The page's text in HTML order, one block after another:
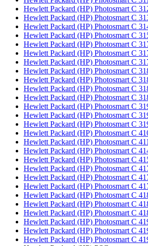
Hewlett Packard (HP) Photosmart C
Hewlett Packard (HP) Photosmart C
Hewlett Packard (HP) Photosmart C
Hewlett Packard (HP) Photosmart C
Hewlett Packard (HP) Photosmart C
Hewlett Packard (HP) Photosmart C
Hewlett Packard (HP) Photosmart C
Hewlett Packard (HP) Photosmart C
Hewlett Packard (HP) Photosmart C
Hewlett Packard (HP) Photosmart C
Hewlett Packard (HP) Photosmart C
Hewlett Packard (HP) Photosmart C
Hewlett Packard (HP) Photosmart C
Hewlett Packard (HP) Photosmart C
Hewlett Packard (HP) Photosmart C
Hewlett Packard (HP) Photosmart C
Hewlett Packard (HP) Photosmart C
Hewlett Packard (HP) Photosmart C
Hewlett Packard (HP) Photosmart C
Hewlett Packard (HP) Photosmart C
Hewlett Packard (HP) Photosmart C
Hewlett Packard (HP) Photosmart C
Hewlett Packard (HP) Photosmart C
Hewlett Packard (HP) Photosmart C
Hewlett Packard (HP) Photosmart C
Hewlett Packard (HP) Photosmart C
Hewlett Packard (HP) Photosmart C